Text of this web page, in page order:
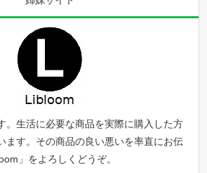
。生活に必要な商品を実際に購入した方
ます。その商品の良い悪いを率直にお伝
」をよろしくどうぞ。